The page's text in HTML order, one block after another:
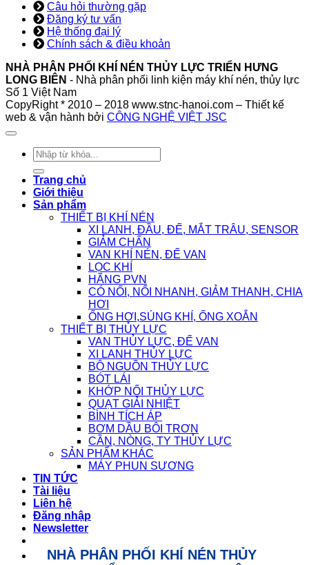
Câu hỏi thường gặp
Đăng ký tư vấn
Hệ thống đại lý
Chính sách & điều khoản
NHÀ PHÂN PHỐI KHÍ NÉN THỦY LỰC TRIỂN HƯNG
LONG BIÊN - Nhà phân phối linh kiện máy khí nén, thủy lực
Số 1 Việt Nam
CopyRight * 2010 – 2018 www.stnc-hanoi.com – Thiết kế
web & vận hành bởi CÔNG NGHỆ VIỆT JSC
Tìm
kiếm:
Trang chủ
Giới thiệu
Sản phẩm
THIẾT BỊ KHÍ NÉN
XI LANH, ĐẦU, ĐẾ, MẮT TRÂU, SENSOR
GIẢM CHẤN
VAN KHÍ NÉN, ĐẾ VAN
LỌC KHÍ
HÃNG PVN
CÓ NỐI, NỐI NHANH, GIẢM THANH, CHIA
HƠI
ỐNG HƠI,SÚNG KHÍ, ỐNG XOẮN
THIẾT BỊ THỦY LỰC
VAN THỦY LỰC, ĐẾ VAN
XI LANH THỦY LỰC
BỘ NGUỒN THỦY LỰC
BÓT LÁI
KHỚP NỐI THỦY LỰC
QUẠT GIẢI NHIỆT
BÌNH TÍCH ÁP
BƠM DẦU BÔI TRƠN
CẦN, NÒNG, TY THỦY LỰC
SẢN PHẨM KHÁC
MÁY PHUN SƯƠNG
TIN TỨC
Tài liệu
Liên hệ
Đăng nhập
Newsletter
NHÀ PHÂN PHỐI KHÍ NÉN THỦY